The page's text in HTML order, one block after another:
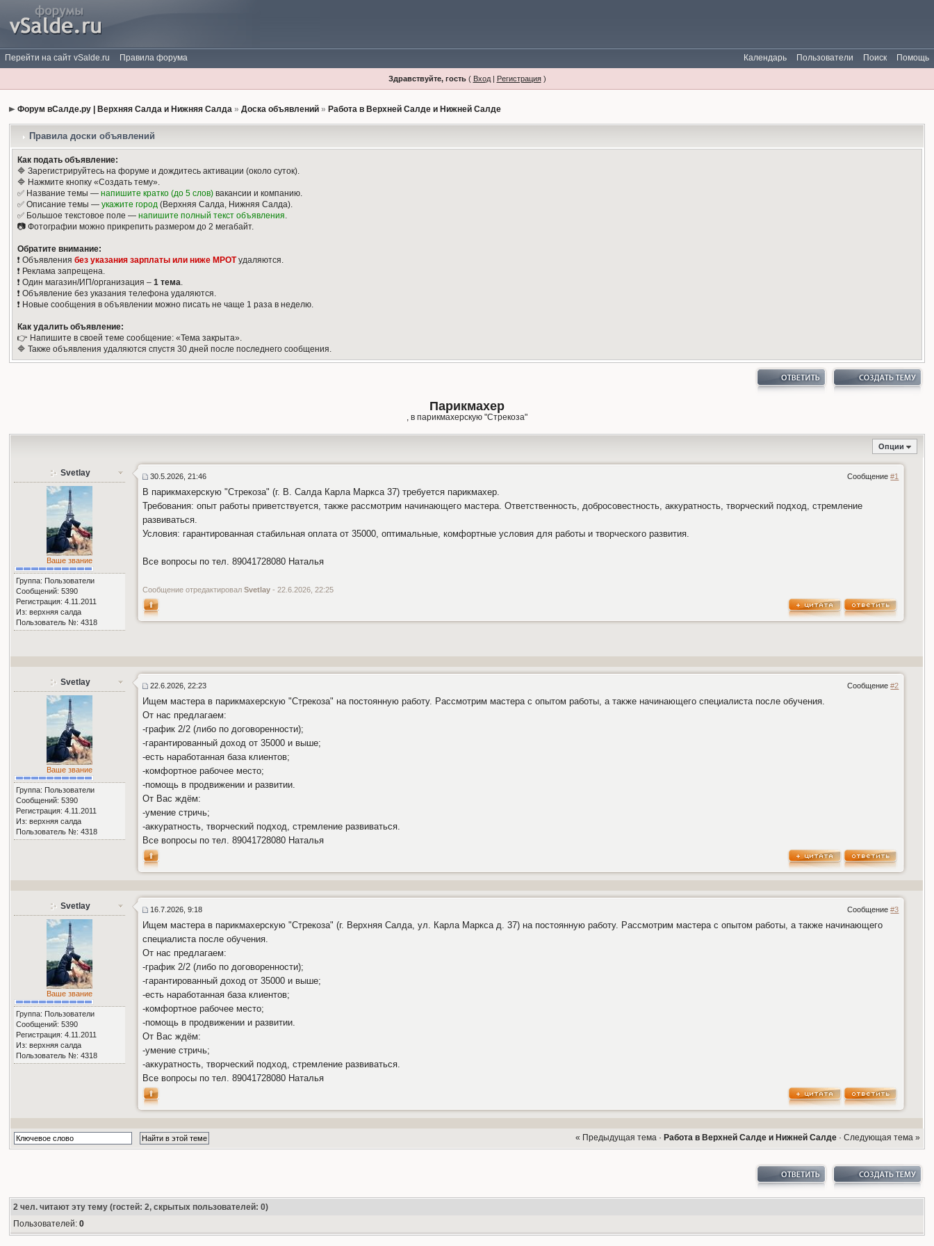
Перейти на сайт vSalde.ru Правила форума Помощь
Поиск
Пользователи
Календарь
Здравствуйте, гость( Вход| Регистрация)
Форум вСалде.ру | Верхняя Салда и Нижняя Салда »Доска объявлений » Работа в Верхней Салде и Нижней Салде
Правила доски объявлений
Как подать объявление:
🔷 Зарегистрируйтесь на форуме и дождитесь активации (около суток).
🔷 Нажмите кнопку «Создать тему».
✅ Название темы —напишите кратко (до 5 слов) вакансии и компанию.
✅ Описание темы —укажите город (Верхняя Салда, Нижняя Салда).
✅ Большое текстовое поле —напишите полный текст объявления.
📷 Фотографии можно прикрепить размером до 2 мегабайт.
Обратите внимание:
❗️ Объявлениябез указания зарплаты или ниже МРОТудаляются.
❗️ Реклама запрещена.
❗️ Один магазин/ИП/организация –1 тема.
❗️ Объявление без указания телефона удаляются.
❗️ Новые сообщения в объявлении можно писать не чаще 1 раза в неделю.
Как удалить объявление:
👉 Напишите в своей теме сообщение: «Тема закрыта».
🔷 Также объявления удаляются спустя 30 дней после последнего сообщения.
Парикмахер
, в парикмахерскую "Стрекоза"
Опции
Svetlay
Ваше звание
Группа: Пользователи
Сообщений: 5390
Регистрация: 4.11.2011
Из: верхняя салда
Пользователь №: 4318
Сообщение#1
30.5.2026, 21:46
В парикмахерскую "Стрекоза" (г. В. Салда Карла Маркса 37) требуется парикмахер.
Требования: опыт работы приветствуется, также рассмотрим начинающего мастера. Ответственность, добросовестность, аккуратность, творческий подход, стремление
развиваться.
Условия: гарантированная стабильная оплата от 35000, оптимальные, комфортные условия для работы и творческого развития.
Все вопросы по тел. 89041728080 Наталья
Сообщение отредактировалSvetlay - 22.6.2026, 22:25
Svetlay
Ваше звание
Группа: Пользователи
Сообщений: 5390
Регистрация: 4.11.2011
Из: верхняя салда
Пользователь №: 4318
Сообщение#2
22.6.2026, 22:23
Ищем мастера в парикмахерскую "Стрекоза" на постоянную работу. Рассмотрим мастера с опытом работы, а также начинающего специалиста после обучения.
От нас предлагаем:
-график 2/2 (либо по договоренности);
-гарантированный доход от 35000 и выше;
-есть наработанная база клиентов;
-комфортное рабочее место;
-помощь в продвижении и развитии.
От Вас ждём:
-умение стричь;
-аккуратность, творческий подход, стремление развиваться.
Все вопросы по тел. 89041728080 Наталья
Svetlay
Ваше звание
Группа: Пользователи
Сообщений: 5390
Регистрация: 4.11.2011
Из: верхняя салда
Пользователь №: 4318
Сообщение#3
16.7.2026, 9:18
Ищем мастера в парикмахерскую "Стрекоза" (г. Верхняя Салда, ул. Карла Маркса д. 37) на постоянную работу. Рассмотрим мастера с опытом работы, а также начинающего
специалиста после обучения.
От нас предлагаем:
-график 2/2 (либо по договоренности);
-гарантированный доход от 35000 и выше;
-есть наработанная база клиентов;
-комфортное рабочее место;
-помощь в продвижении и развитии.
От Вас ждём:
-умение стричь;
-аккуратность, творческий подход, стремление развиваться.
Все вопросы по тел. 89041728080 Наталья
« Предыдущая тема· Работа в Верхней Салде и Нижней Салде· Следующая тема »
2 чел. читают эту тему (гостей: 2, скрытых пользователей: 0)
Пользователей:0